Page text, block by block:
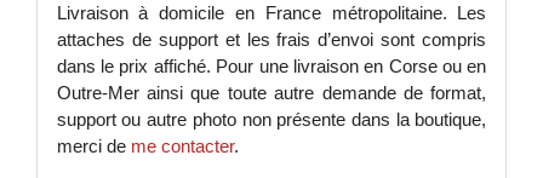
Livraison à domicile en France métropolitaine. Les
attaches de support et les frais d’envoi sont compris
dans le prix affiché. Pour une livraison en Corse ou en
Outre-Mer ainsi que toute autre demande de format,
support ou autre photo non présente dans la boutique,
merci de me contacter.